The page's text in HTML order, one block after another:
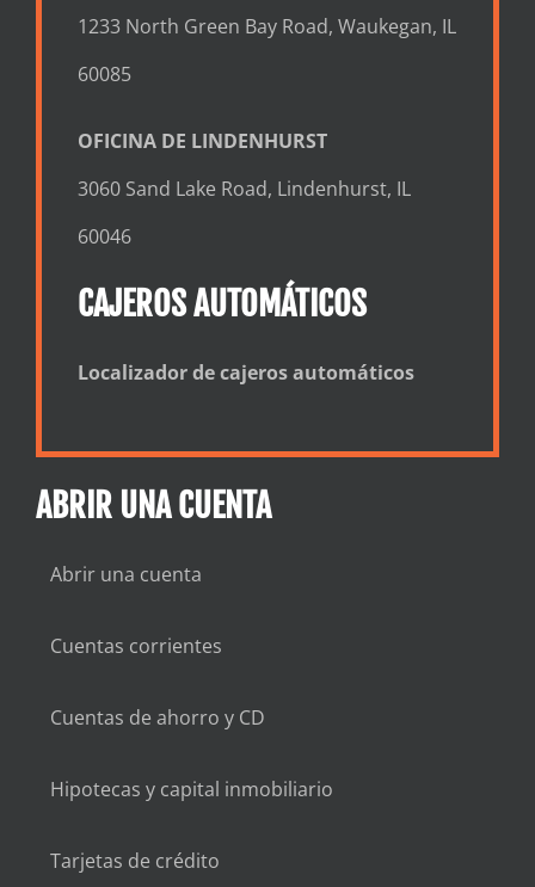
1233 North Green Bay Road, Waukegan, IL
60085
OFICINA DE LINDENHURST
3060 Sand Lake Road, Lindenhurst, IL
60046
CAJEROS AUTOMÁTICOS
Localizador de cajeros automáticos
ABRIR UNA CUENTA
Abrir una cuenta
Cuentas corrientes
Cuentas de ahorro y CD
Hipotecas y capital inmobiliario
Tarjetas de crédito